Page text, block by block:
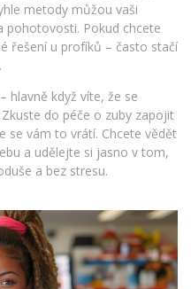
metody můžou vaši
pohotovosti. Pokud chcete
řešení u profíků – často stačí
hlavně když víte, že se
do péče o zuby zapojit
se vám to vrátí. Chcete vědět
a udělejte si jasno v tom,
a bez stresu.